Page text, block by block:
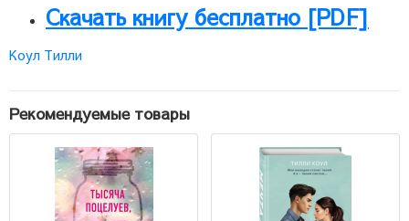
Скачать книгу бесплатно [PDF]
Коул Тилли
Рекомендуемые товары